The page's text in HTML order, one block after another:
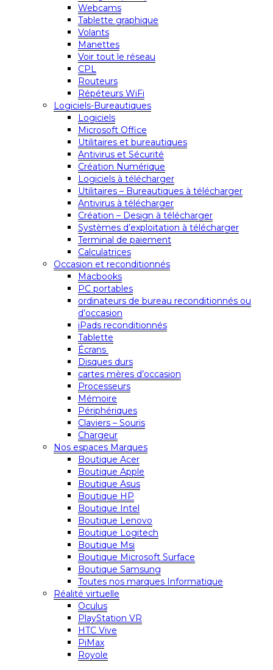
Webcams
Tablette graphique
Volants
Manettes
Voir tout le réseau
CPL
Routeurs
Répéteurs WiFi
Logiciels-Bureautiques
Logiciels
Microsoft Office
Utilitaires et bureautiques
Antivirus et Sécurité
Création Numérique
Logiciels à télécharger
Utilitaires – Bureautiques à télécharger
Antivirus à télécharger
Création – Design à télécharger
Systèmes d’exploitation à télécharger
Terminal de paiement
Calculatrices
Occasion et reconditionnés
Macbooks
PC portables
ordinateurs de bureau reconditionnés ou
d’occasion
iPads reconditionnés
Tablette
Écrans
Disques durs
cartes mères d’occasion
Processeurs
Mémoire
Périphériques
Claviers – Souris
Chargeur
Nos espaces Marques
Boutique Acer
Boutique Apple
Boutique Asus
Boutique HP
Boutique Intel
Boutique Lenovo
Boutique Logitech
Boutique Msi
Boutique Microsoft Surface
Boutique Samsung
Toutes nos marques Informatique
Réalité virtuelle
Oculus
PlayStation VR
HTC Vive
PiMax
Royole